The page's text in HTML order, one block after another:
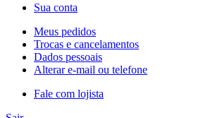
Sua conta
Meus pedidos
Trocas e cancelamentos
Dados pessoais
Alterar e-mail ou telefone
Fale com lojista